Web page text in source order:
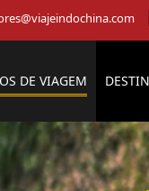
DE VIAGEM